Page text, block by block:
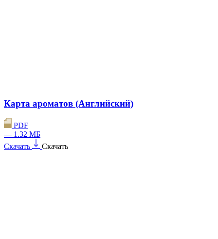
Карта ароматов (Английский)
PDF
— 1.32 МБ
Скачать
Скачать